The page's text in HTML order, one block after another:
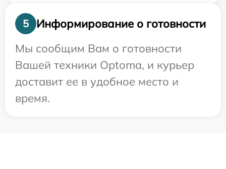
5
Информирование о готовности
Мы сообщим Вам о готовности
Вашей техники Optoma, и курьер
доставит ее в удобное место и
время.